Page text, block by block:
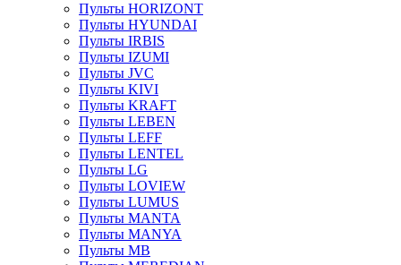
Пульты HORIZONT
Пульты HYUNDAI
Пульты IRBIS
Пульты IZUMI
Пульты JVC
Пульты KIVI
Пульты KRAFT
Пульты LEBEN
Пульты LEFF
Пульты LENTEL
Пульты LG
Пульты LOVIEW
Пульты LUMUS
Пульты MANTA
Пульты MANYA
Пульты MB